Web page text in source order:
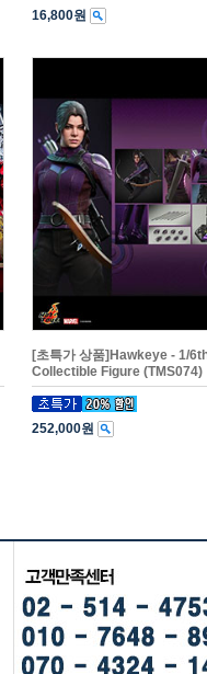
16,800원
[초특가 상품]Hawkeye - 1/
Collectible Figure (TMS074)
252,000원